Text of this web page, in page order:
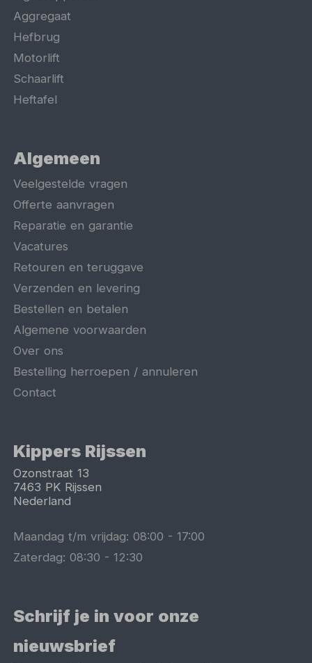
Aggregaat
Hefbrug
Motorlift
Schaarlift
Heftafel
Algemeen
Veelgestelde vragen
Offerte aanvragen
Reparatie en garantie
Vacatures
Retouren en teruggave
Verzenden en levering
Bestellen en betalen
Algemene voorwaarden
Over ons
Bestelling herroepen / annuleren
Contact
Kippers Rijssen
Ozonstraat 13
7463 PK Rijssen
Nederland
Maandag t/m vrijdag:08:00 -17:00
Zaterdag:08:30 -12:30
Schrijf je in voor onze
nieuwsbrief